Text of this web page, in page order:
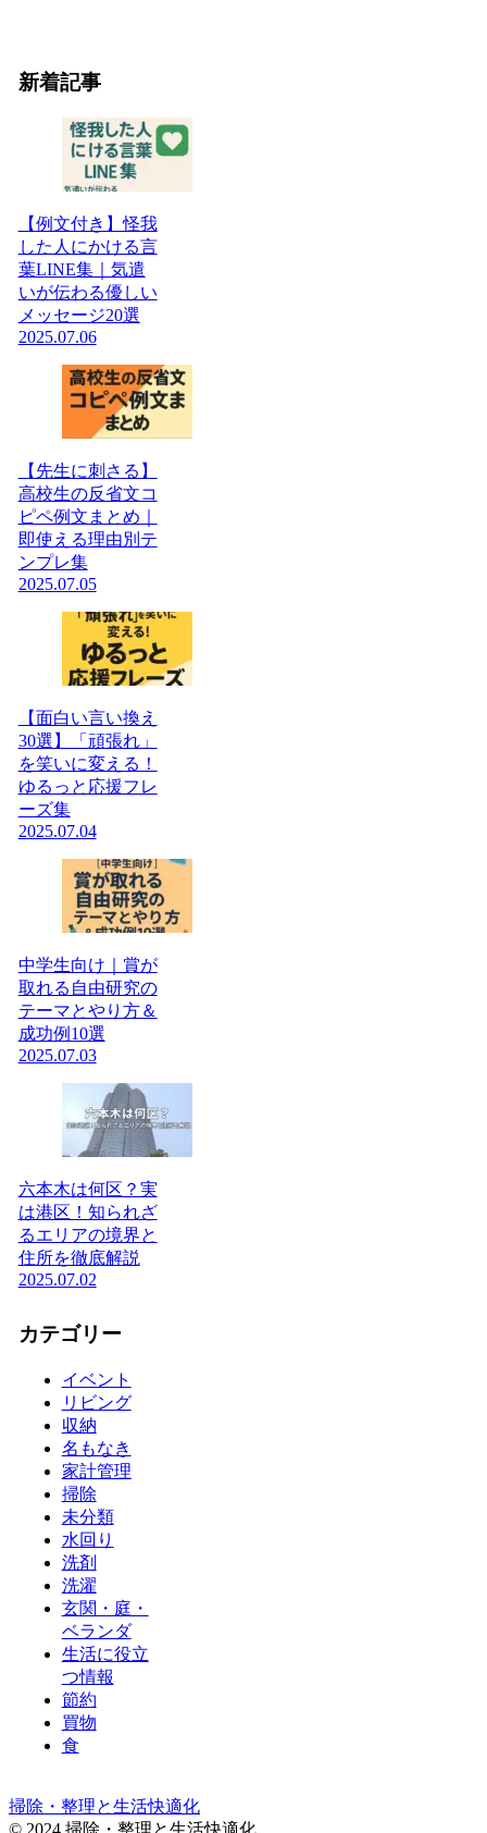
新着記事
【例文付き】怪我
した人にかける言
葉LINE集｜気遣
いが伝わる優しい
メッセージ20選
2025.07.06
【先生に刺さる】
高校生の反省文コ
ピペ例文まとめ｜
即使える理由別テ
ンプレ集
2025.07.05
【面白い言い換え
30選】「頑張れ」
を笑いに変える！
ゆるっと応援フレ
ーズ集
2025.07.04
中学生向け｜賞が
取れる自由研究の
テーマとやり方＆
成功例10選
2025.07.03
六本木は何区？実
は港区！知られざ
るエリアの境界と
住所を徹底解説
2025.07.02
カテゴリー
イベント
リビング
収納
名もなき
家計管理
掃除
未分類
水回り
洗剤
洗濯
玄関・庭・
ベランダ
生活に役立
つ情報
節約
買物
食
掃除・整理と生活快適化